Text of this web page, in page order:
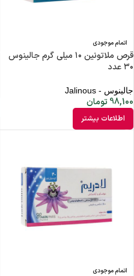
اتمام موجودی
قرص ملاتونین ۱۰ میلی گرم جالینوس
۳۰ عدد
جالینوس - Jalinous
98,100تومان
اطلاعات بیشتر
اتمام موجودی